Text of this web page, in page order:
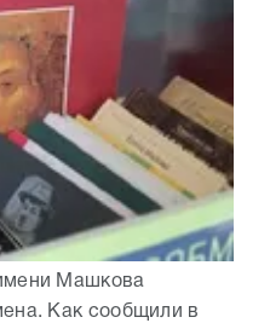
Машкова
Как сообщили в